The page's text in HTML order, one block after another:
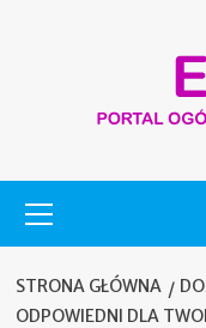
główne
STRONA GŁÓWNA
ODPOWIEDNI DLA